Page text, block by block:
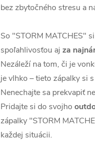
bez zbytočného stresu a
So "STORM MATCHES"
spoľahlivosťou aj za
Nezáleží na tom, či je
je vlhko – tieto zápalky si
Nenechajte sa prekvapiť
Pridajte si do svojho
zápalky "STORM
každej situácii.